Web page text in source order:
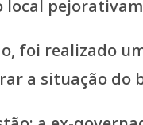
foi realizado
a situação do